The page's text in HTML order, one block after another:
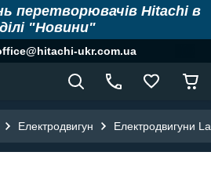
перетворювачів Hitachi в
"Новини"
ukr.com.ua
Електродвигун Електродвигуни